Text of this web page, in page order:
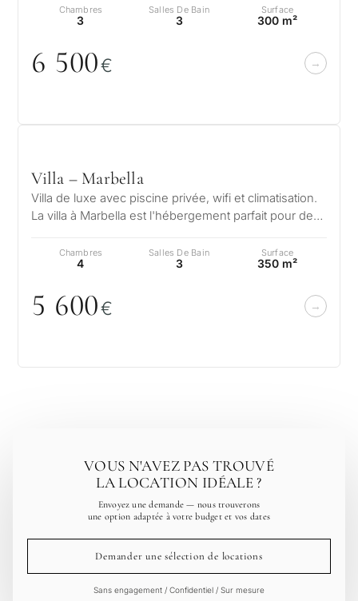
Chambres
3
Salles De Bain
3
Surface
300 m²
6 500€
Villa – Marbella
Villa de luxe avec piscine privée, wifi et climatisation.
La villa à Marbella est l'hébergement parfait pour des
Chambres
4
Salles De Bain
3
Surface
350 m²
5 600€
VOUS N'AVEZ PAS TROUVÉ
LA LOCATION IDÉALE ?
Envoyez une demande — nous trouverons
une option adaptée à votre budget et vos dates
Demander une sélection de locations
Sans engagement / Confidentiel / Sur mesure
1 / 7
Confidentiel • Sur mesure
mon